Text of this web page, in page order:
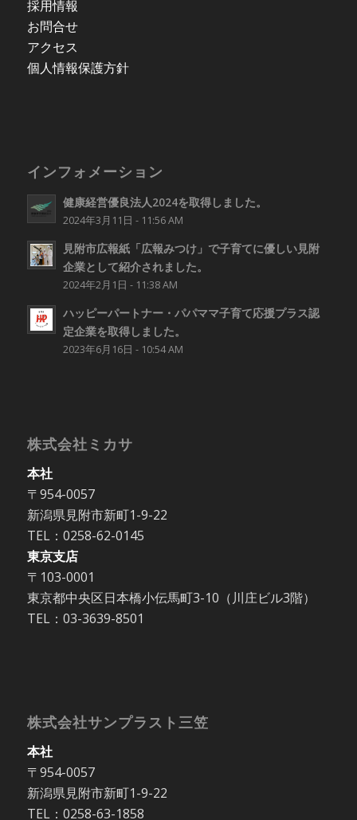
採用情報
お問合せ
アクセス
個人情報保護方針
インフォメーション
健康経営優良法人2024を取得しました。
2024年3月11日 - 11:56 AM
見附市広報紙「広報みつけ」で子育てに優しい見附
企業として紹介されました。
2024年2月1日 - 11:38 AM
ハッピーパートナー・パパママ子育て応援プラス認
定企業を取得しました。
2023年6月16日 - 10:54 AM
株式会社ミカサ
本社
〒954-0057
新潟県見附市新町1-9-22
TEL：0258-62-0145
東京支店
〒103-0001
東京都中央区日本橋小伝馬町3-10（川庄ビル3階）
TEL：03-3639-8501
株式会社サンプラスト三笠
本社
〒954-0057
新潟県見附市新町1-9-22
TEL：0258-63-1858